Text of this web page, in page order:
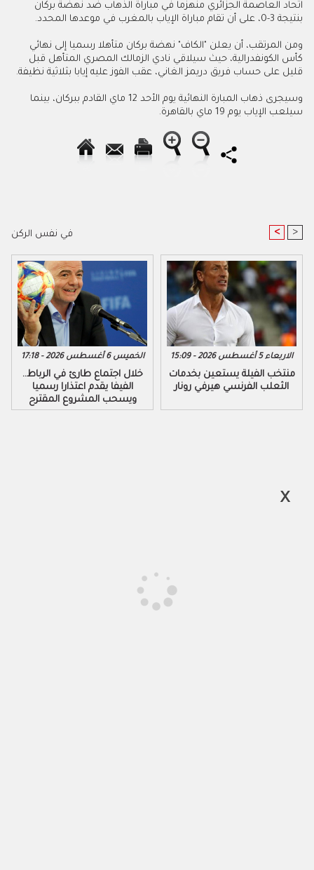
اتحاد العاصمة الجزائري منهزما في مباراة الذهاب ضد نهضة بركان
بنتيجة 3-0، على أن تقام مباراة الإياب بالمغرب في موعدها المحدد
.
ومن المرتقب، أن يعلن "الكاف" نهضة بركان متأهلا رسميا إلى نهائي
كأس الكونفدرالية، حيث سيلاقي نادي الزمالك المصري المتأهل قبل
قليل على حساب فريق دريمز الغاني، عقب الفوز عليه إيابا بثلاثية نظيفة.
وسيجرى ذهاب المبارة النهائية يوم الأحد 12 ماي القادم ببركان، بينما
سيلعب الإياب يوم 19 ماي بالقاهرة
.
في نفس الركن < >
الخميس 6 أغسطس 2026 - 17:18
خلال اجتماع طارئ في الرباط..
الفيفا يقدم اعتذارا رسميا
ويسحب المشروع المقترح
الاربعاء 5 أغسطس 2026 - 15:09
منتخب الفيلة يستعين بخدمات
الثعلب الفرنسي هيرفي رونار